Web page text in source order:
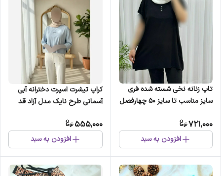
تاپ زنانه نخی شسته شده فری
سایز مناسب تا سایز 50 چهارفصل
721,000
افزودن به سبد
کراپ تیشرت اسپرت دخترانه آبی
آسمانی طرح نایک مدل آزاد قد
555,000
افزودن به سبد